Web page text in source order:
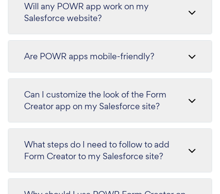
Will any POWR app work on my
Salesforce website?
Are POWR apps mobile-friendly?
Can I customize the look of the Form
Creator app on my Salesforce site?
What steps do I need to follow to add
Form Creator to my Salesforce site?